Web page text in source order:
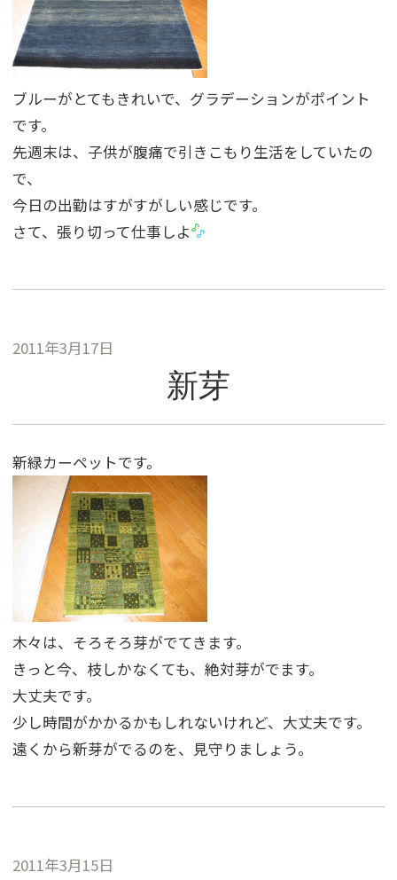
ブルーがとてもきれいで、グラデーションがポイント
です。
先週末は、子供が腹痛で引きこもり生活をしていたの
で、
今日の出勤はすがすがしい感じです。
さて、張り切って仕事しよ
2011年3月17日
新芽
新緑カーペットです。
木々は、そろそろ芽がでてきます。
きっと今、枝しかなくても、絶対芽がでます。
大丈夫です。
少し時間がかかるかもしれないけれど、大丈夫です。
遠くから新芽がでるのを、見守りましょう。
2011年3月15日